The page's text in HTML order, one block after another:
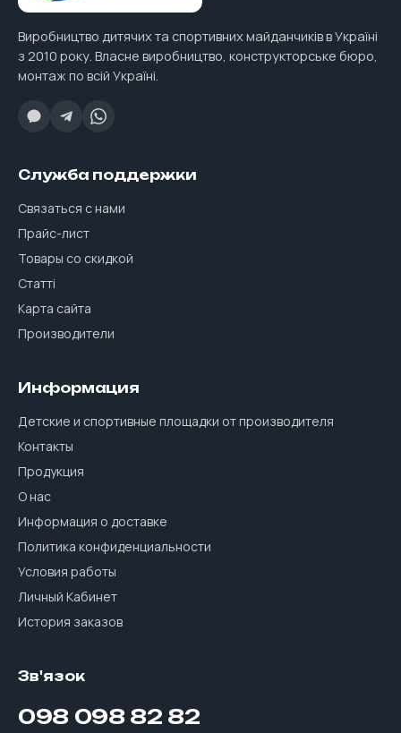
Виробництво дитячих та спортивних майданчиків в Україні
з 2010 року. Власне виробництво, конструкторське бюро,
монтаж по всій Україні.
Служба поддержки
Связаться с нами
Прайс-лист
Товары со скидкой
Статті
Карта сайта
Производители
Информация
Детские и спортивные площадки от производителя
Контакты
Продукция
О нас
Информация о доставке
Политика конфиденциальности
Условия работы
Личный Кабинет
История заказов
Зв'язок
098 098 82 82